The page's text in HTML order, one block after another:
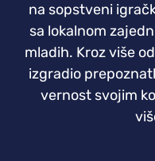
na sopstveni
sa lokalnom
mladih. Kroz više
izgradio
vernost svojim